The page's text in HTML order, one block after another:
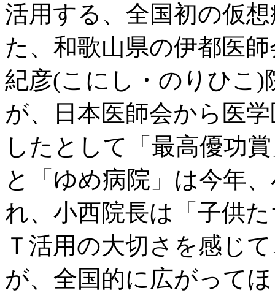
活用する、全国初の仮
た、和歌山県の伊都医
紀彦(こにし・のりひこ)
が、日本医師会から医
したとして「最高優功
と「ゆめ病院」は今年
れ、小西院長は「子供
Ｔ活用の大切さを感じ
が、全国的に広がって